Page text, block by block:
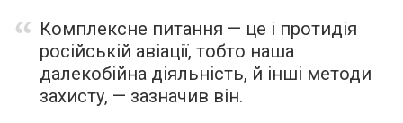
Комплексне питання — це і протидія
російській авіації, тобто наша
далекобійна діяльність, й інші методи
захисту, — зазначив він.